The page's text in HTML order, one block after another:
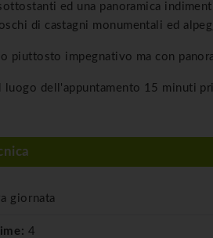
ed una panoramica
di castagni monumentali ed
piuttosto impegnativo ma con
luogo dell'appuntamento 15 minuti
giornata
4